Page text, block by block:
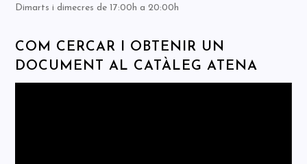
Dimarts i dimecres de 17:00h a 20:00h
COM CERCAR I OBTENIR UN
DOCUMENT AL CATÀLEG ATENA